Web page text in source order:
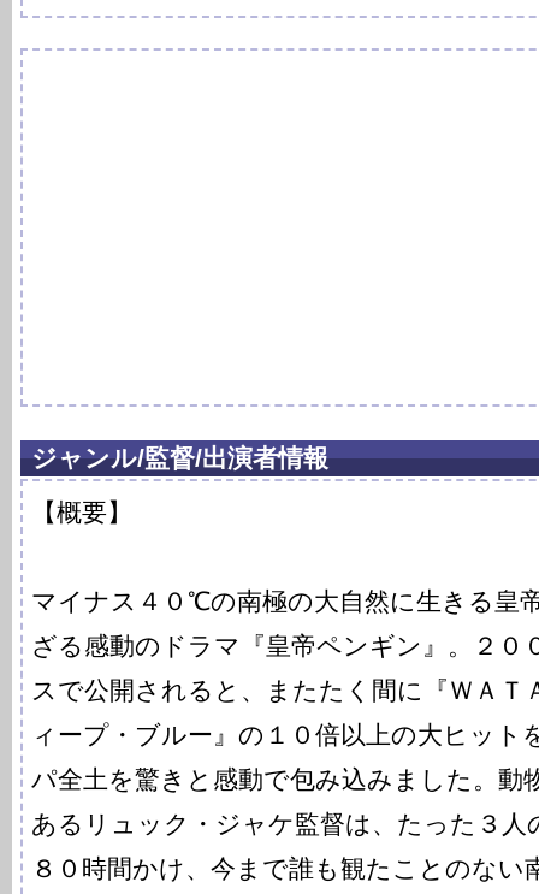
ジャンル/監督/出演者情報
【概要】
マイナス４０℃の南極の大自然に生きる皇
ざる感動のドラマ『皇帝ペンギン』。２０
スで公開されると、またたく間に『ＷＡＴ
ィープ・ブルー』の１０倍以上の大ヒット
パ全土を驚きと感動で包み込みました。動
あるリュック・ジャケ監督は、たった３人
８０時間かけ、今まで誰も観たことのない